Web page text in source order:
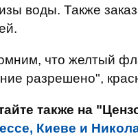
воды. Также
что желтый
разрешено",
также на
Киеве и